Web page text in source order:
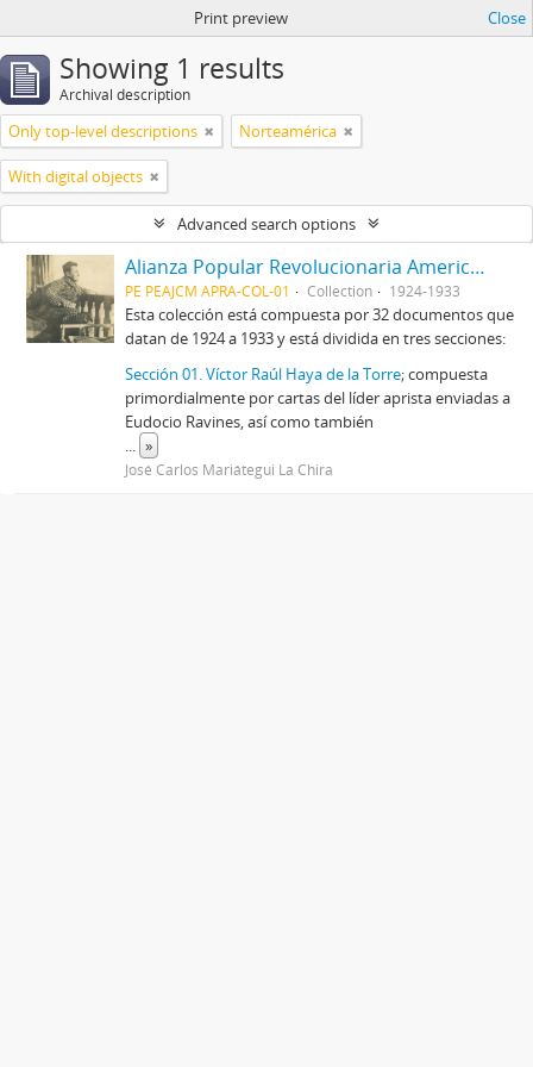
Print preview Close
Showing 1 results
Archival description
Only top-level descriptions Norteamérica
With digital objects
Advanced search options
Alianza Popular Revolucionaria Americana-APRA (Colección)
PE PEAJCM APRA-COL-01 Collection 1924-1933
Esta colección está compuesta por 32 documentos que
datan de 1924 a 1933 y está dividida en tres secciones:
Sección 01. Víctor Raúl Haya de la Torre; compuesta
primordialmente por cartas del líder aprista enviadas a
Eudocio Ravines, así como también
... »
José Carlos Mariátegui La Chira